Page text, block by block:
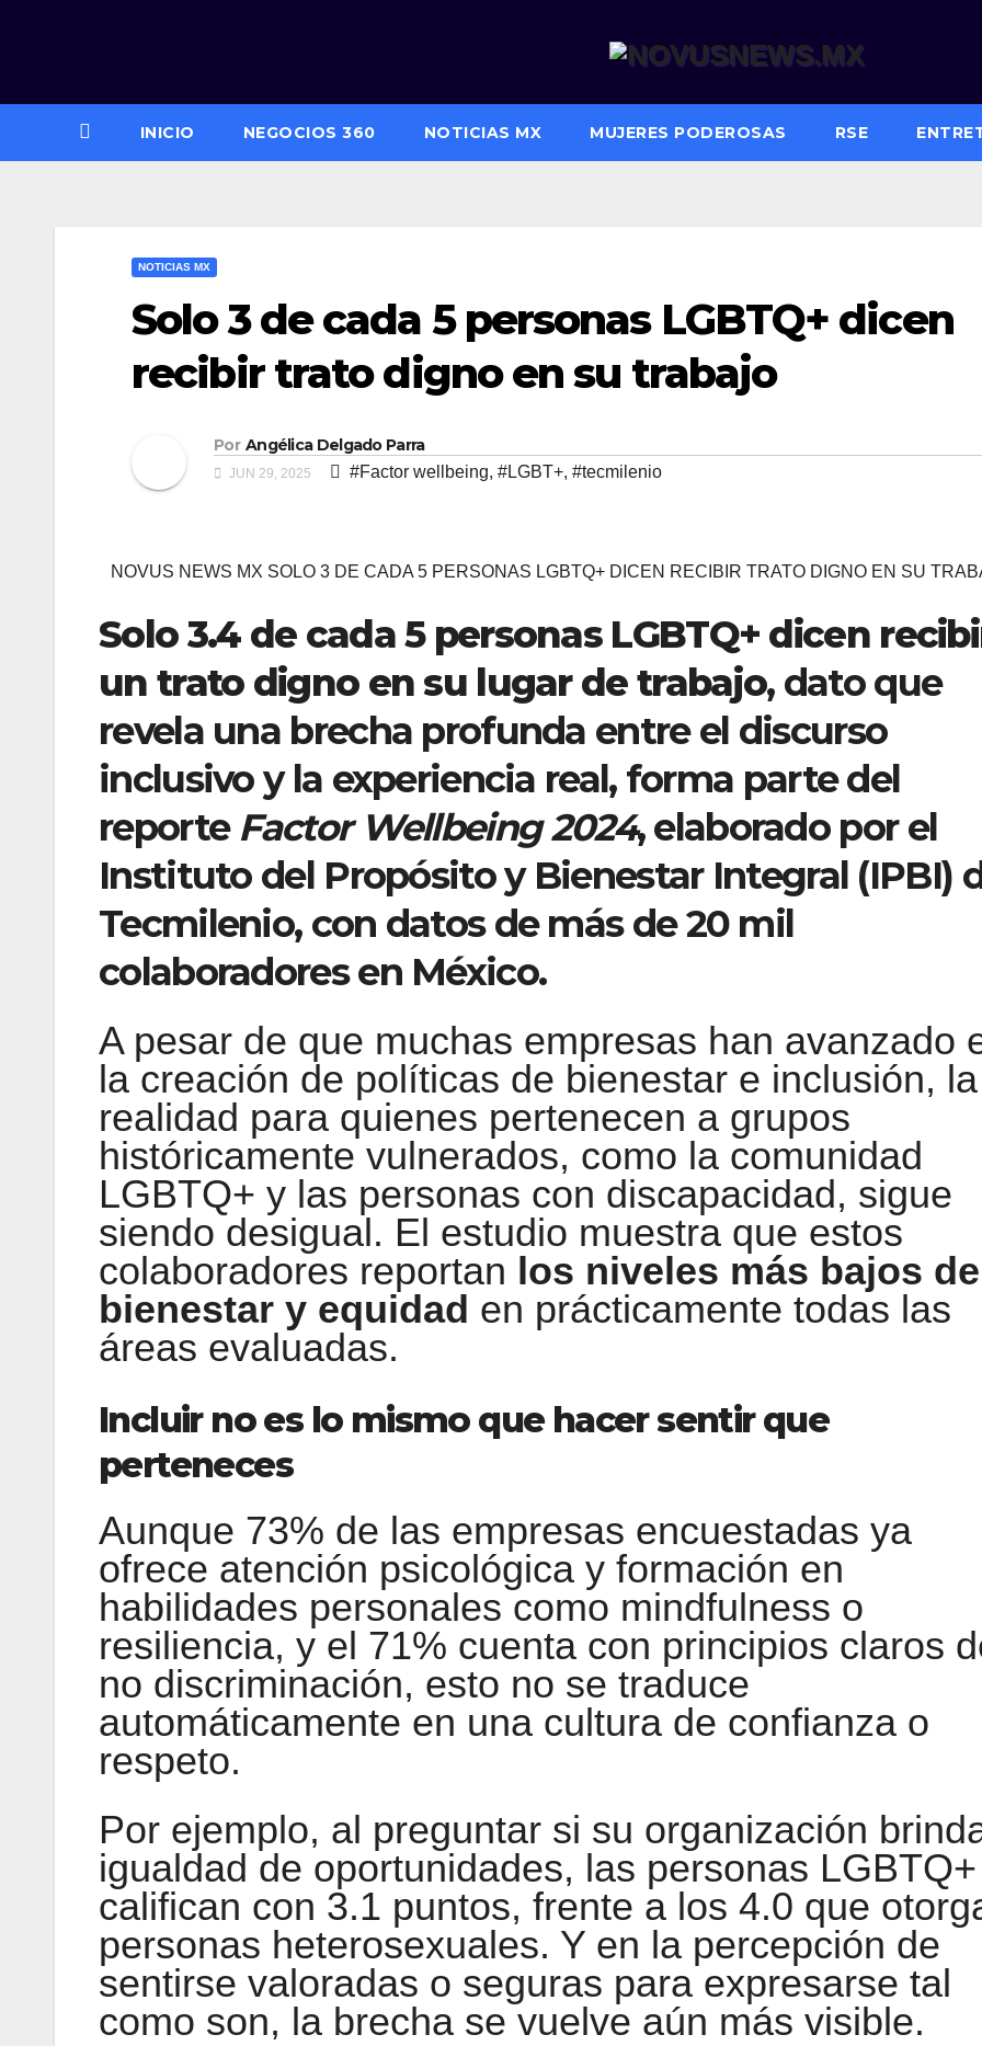
INICIO NEGOCIOS 360 NOTICIAS MX MUJERES PODEROSAS RSE
NOTICIAS MX
Solo 3 de cada 5 personas LGBTQ+ dicen
recibir trato digno en su trabajo
Por Angélica Delgado Parra
JUN 29, 2025 #Factor wellbeing, #LGBT+, #tecmilenio
NOVUS NEWS MX SOLO 3 DE CADA 5 PERSONAS LGBTQ+ DICEN RECIBIR TRATO DIGNO EN SU
Solo 3.4 de cada 5 personas LGBTQ+ dicen
un trato digno en su lugar de trabajo, dato que
revela una brecha profunda entre el discurso
inclusivo y la experiencia real, forma parte del
reporte Factor Wellbeing 2024, elaborado por el
Instituto del Propósito y Bienestar Integral (IPBI)
Tecmilenio, con datos de más de 20 mil
colaboradores en México.
A pesar de que muchas empresas han avanzado
la creación de políticas de bienestar e inclusión, la
realidad para quienes pertenecen a grupos
históricamente vulnerados, como la comunidad
LGBTQ+ y las personas con discapacidad, sigue
siendo desigual. El estudio muestra que estos
colaboradores reportan los niveles más bajos de
bienestar y equidad en prácticamente todas las
áreas evaluadas.
Incluir no es lo mismo que hacer sentir que
perteneces
Aunque 73% de las empresas encuestadas ya
ofrece atención psicológica y formación en
habilidades personales como mindfulness o
resiliencia, y el 71% cuenta con principios claros
no discriminación, esto no se traduce
automáticamente en una cultura de confianza o
respeto.
Por ejemplo, al preguntar si su organización
igualdad de oportunidades, las personas LGBTQ+
califican con 3.1 puntos, frente a los 4.0 que
personas heterosexuales. Y en la percepción de
sentirse valoradas o seguras para expresarse tal
como son, la brecha se vuelve aún más visible.